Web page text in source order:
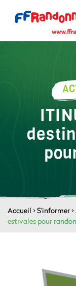
Accueil >S'informer>
estivales pour